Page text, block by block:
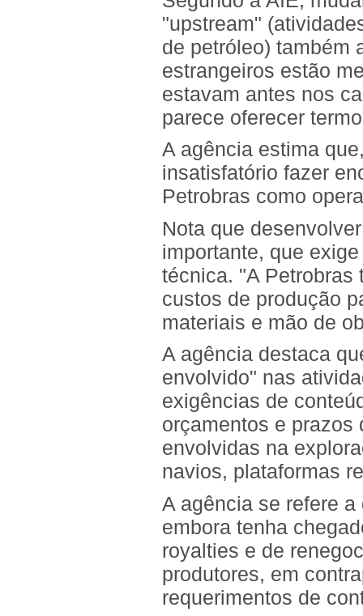
"upstream"
de petróleo) também
estrangeiros estão
estavam antes nos
parece oferecer
A agência estima
insatisfatório fazer
Petrobras como
Nota que
importante, que
técnica. "A Petrobras
custos de produção
materiais e mão de
A agência destaca
envolvido" nas
exigências de
orçamentos e prazos
envolvidas na
navios, plataformas
A agência se refere
embora tenha
royalties e de
produtores, em
requerimentos de